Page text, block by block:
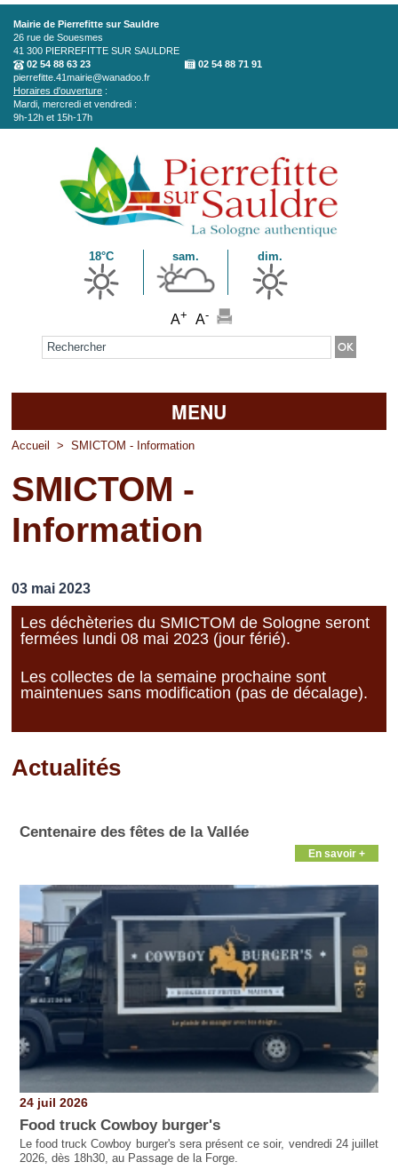
Aller au contenu principal
Mairie de Pierrefitte sur Sauldre
26 rue de Souesmes
41 300 PIERREFITTE SUR SAULDRE
02 54 88 63 23
02 54 88 71 91
pierrefitte.41mairie@wanadoo.fr
Horaires d'ouverture :
Mardi, mercredi et vendredi :
9h-12h et 15h-17h
18°C sam. dim.
A+ A-
Formulaire de recherche
MENU
Accueil
La mairie
Découvrir Pierrefitte
Vos professionnels
Loisirs
Accueil > SMICTOM - Information
SMICTOM -
Information
03 mai 2023
Les déchèteries du SMICTOM de Sologne seront
fermées lundi 08 mai 2023 (jour férié).
Les collectes de la semaine prochaine sont
maintenues sans modification (pas de décalage).
Actualités
Centenaire des fêtes de la Vallée
En savoir +
24 juil 2026
Food truck Cowboy burger's
Le food truck Cowboy burger's sera présent ce soir, vendredi 24 juillet
2026, dès 18h30, au Passage de la Forge.